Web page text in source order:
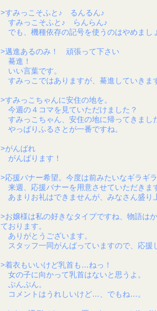
>すみっこそふと♪ るんるん♪
すみっこそふと♪ らんらん♪
でも、機種依存の記号を使うのはやめまし
>邁進あるのみ！ 頑張って下さい
驀進！
いい言葉です。
すみっこではありますが、驀進していきま
>すみっこちゃんに安住の地を。
今週の４コマを見ていただけました？
すみっこちゃん、安住の地に帰ってきまし
やっぱりふるさとが一番ですね。
>がんばれ
がんばります！
>応援バナー希望。今度は前みたいなギラギ
来週、応援バナーを用意させていただきま
あまりお礼はできませんが、みなさん盛り
>お嬢様は私の好きなタイプですね、物語は
ております。
ありがとうございます。
スタッフ一同がんばっていますので、応援
>着衣もいいけど乳首も…ねっ！
女の子に向かって乳首はないと思うよ。
ぷんぷん。
コメントはうれしいけど…、でもね…。